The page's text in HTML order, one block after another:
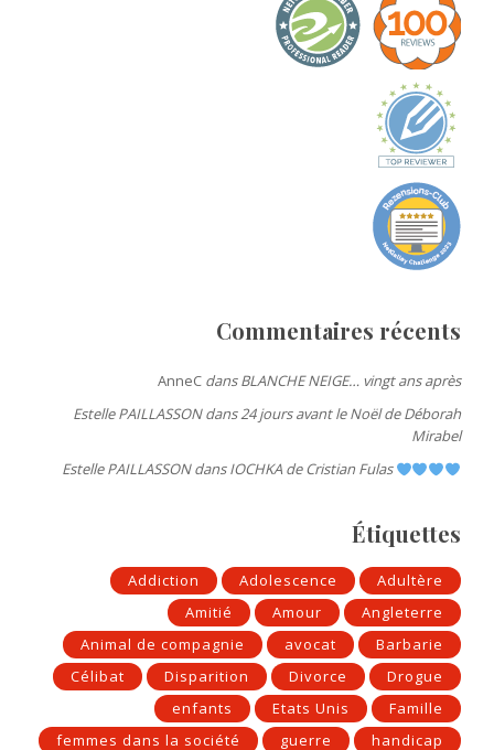
Commentaires récents
AnneC dansBLANCHE NEIGE… vingt ans après
Estelle PAILLASSONdans24 jours avant le Noël de Déborah
Mirabel
Estelle PAILLASSONdansIOCHKA de Cristian Fulas
Étiquettes
Addiction Adolescence
Adultère
Amitié
Amour
Angleterre
Animal de compagnie
avocat
Barbarie
Célibat
Disparition Divorce
Drogue
enfants
Etats Unis
Famille
femmes dans la société
guerre handicap